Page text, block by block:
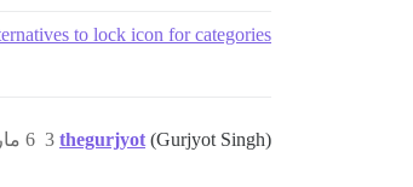
to lock icon for categories
thegurjyot (Gurjyot Singh) 6 مارس 2019، 10:17م 3